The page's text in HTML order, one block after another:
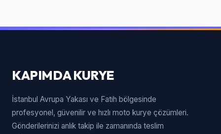
KAPIMDA KURYE
İstanbul Avrupa Yakası ve Fatih bölgesinde
profesyonel, güvenilir ve hızlı moto kurye çözümleri.
Gönderilerinizi anlık takip ile zamanında teslim